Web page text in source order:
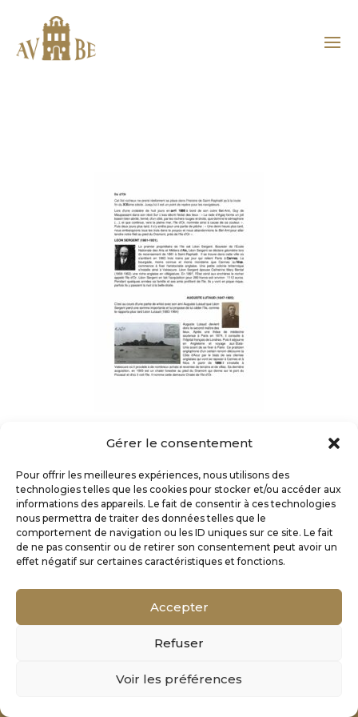
Gérer le consentement
Pour offrir les meilleures expériences, nous utilisons des
technologies telles que les cookies pour stocker et/ou accéder aux
informations des appareils. Le fait de consentir à ces technologies
nous permettra de traiter des données telles que le
comportement de navigation ou les ID uniques sur ce site. Le fait
de ne pas consentir ou de retirer son consentement peut avoir un
effet négatif sur certaines caractéristiques et fonctions.
Accepter
Refuser
Voir les préférences
Mentions Légales